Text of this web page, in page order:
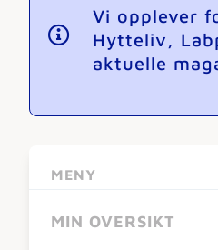
Vi opplever
Hytteliv,
aktuelle
MENY
MIN OVERSIKT